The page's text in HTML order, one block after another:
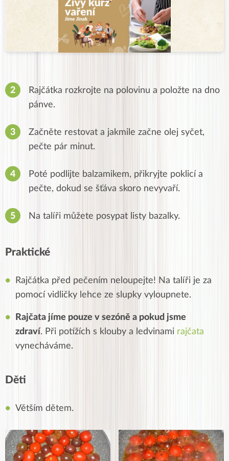
Rajčátka rozkrojte na polovinu a položte na dno
pánve.
Začněte restovat a jakmile začne olej syčet,
pečte pár minut.
Poté podlijte balzamikem, přikryjte poklicí a
pečte, dokud se šťáva skoro nevyvaří.
Na talíři můžete posypat listy bazalky.
Praktické
Rajčátka před pečením neloupejte! Na talíři je za
pomocí vidličky lehce ze slupky vyloupnete.
Rajčata jíme pouze v sezóně a pokud jsme
zdraví. Při potížích s klouby a ledvinami rajčata
vynecháváme.
Děti
Větším dětem.